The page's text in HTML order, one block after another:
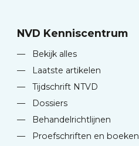
NVD Kenniscentrum
—
Bekijk alles
—
Laatste artikelen
—
Tijdschrift NTVD
—
Dossiers
—
Behandelrichtlijnen
—
Proefschriften en boeken